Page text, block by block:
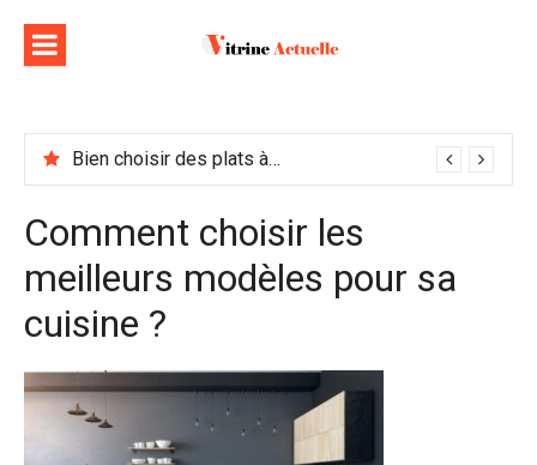
contenu
Bien choisir des plats à emporter : astuces et idées pour varier les plaisirs
Comment choisir les
meilleurs modèles pour sa
cuisine ?